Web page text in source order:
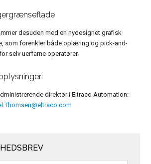
desuden med en nydesignet grafisk
som forenkler både oplæring og pick-and-
selv uerfarne operatører.
direktør i Eltraco Automation: